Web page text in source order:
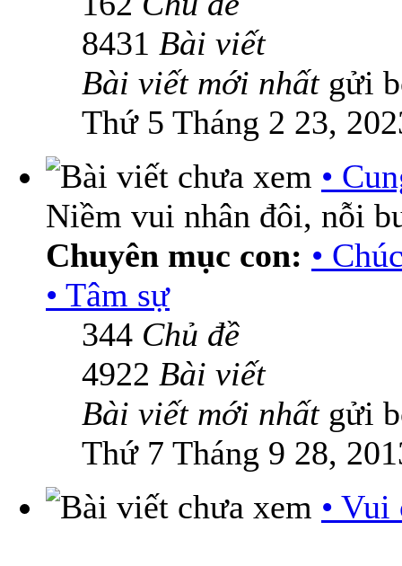
8431 Bài viết
Bài viết mới nhấtgửi
Thứ 5 Tháng 2 23,
•
Niềm vui nhân đôi, nỗi
Chuyên mục con: •
• Tâm sự
344 Chủ đề
4922 Bài viết
Bài viết mới nhấtgửi
Thứ 7 Tháng 9 28,
•